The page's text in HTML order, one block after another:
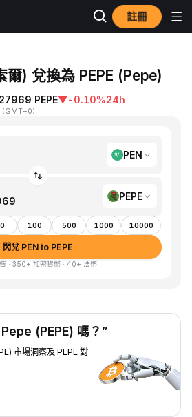
註冊
爾) 兌換為 PEPE (Pepe)
PEPE▼-0.10%24h
(GMT+0)
PEN
PEPE
100 500 1000 10000
閃兌 PEN to PEPE
· 350+ 加密貨幣 · 40+ 法幣
(PEPE) 嗎？”
市場洞察及 PEPE 對